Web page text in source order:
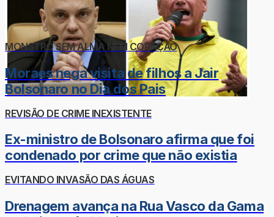
MONSTRO SEM ALMA NEM CORAÇÃO
Moraes nega visita de filhos a Jair
Bolsonaro no Dia dos Pais
REVISÃO DE CRIME INEXISTENTE
Ex-ministro de Bolsonaro afirma que foi
condenado por crime que não existia
EVITANDO INVASÃO DAS ÁGUAS
Drenagem avança na Rua Vasco da Gama